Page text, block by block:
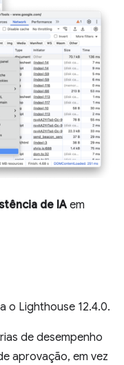
de IA em
o Lighthouse 12.4.0.
de desempenho
aprovação, em vez